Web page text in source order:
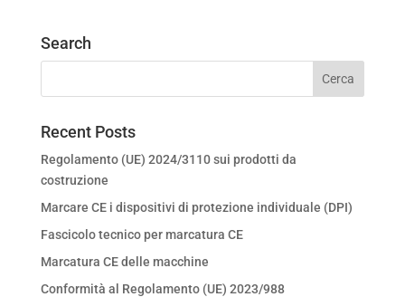
Search
Recent Posts
Regolamento (UE) 2024/3110 sui prodotti da
costruzione
Marcare CE i dispositivi di protezione individuale (DPI)
Fascicolo tecnico per marcatura CE
Marcatura CE delle macchine
Conformità al Regolamento (UE) 2023/988